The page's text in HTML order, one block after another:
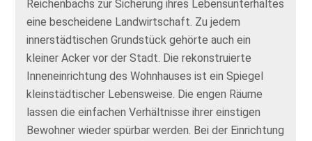
Reichenbachs zur Sicherung ihres Lebensunterhaltes
eine bescheidene Landwirtschaft. Zu jedem
innerstädtischen Grundstück gehörte auch ein
kleiner Acker vor der Stadt. Die rekonstruierte
Inneneinrichtung des Wohnhauses ist ein Spiegel
kleinstädtischer Lebensweise. Die engen Räume
lassen die einfachen Verhältnisse ihrer einstigen
Bewohner wieder spürbar werden. Bei der Einrichtung